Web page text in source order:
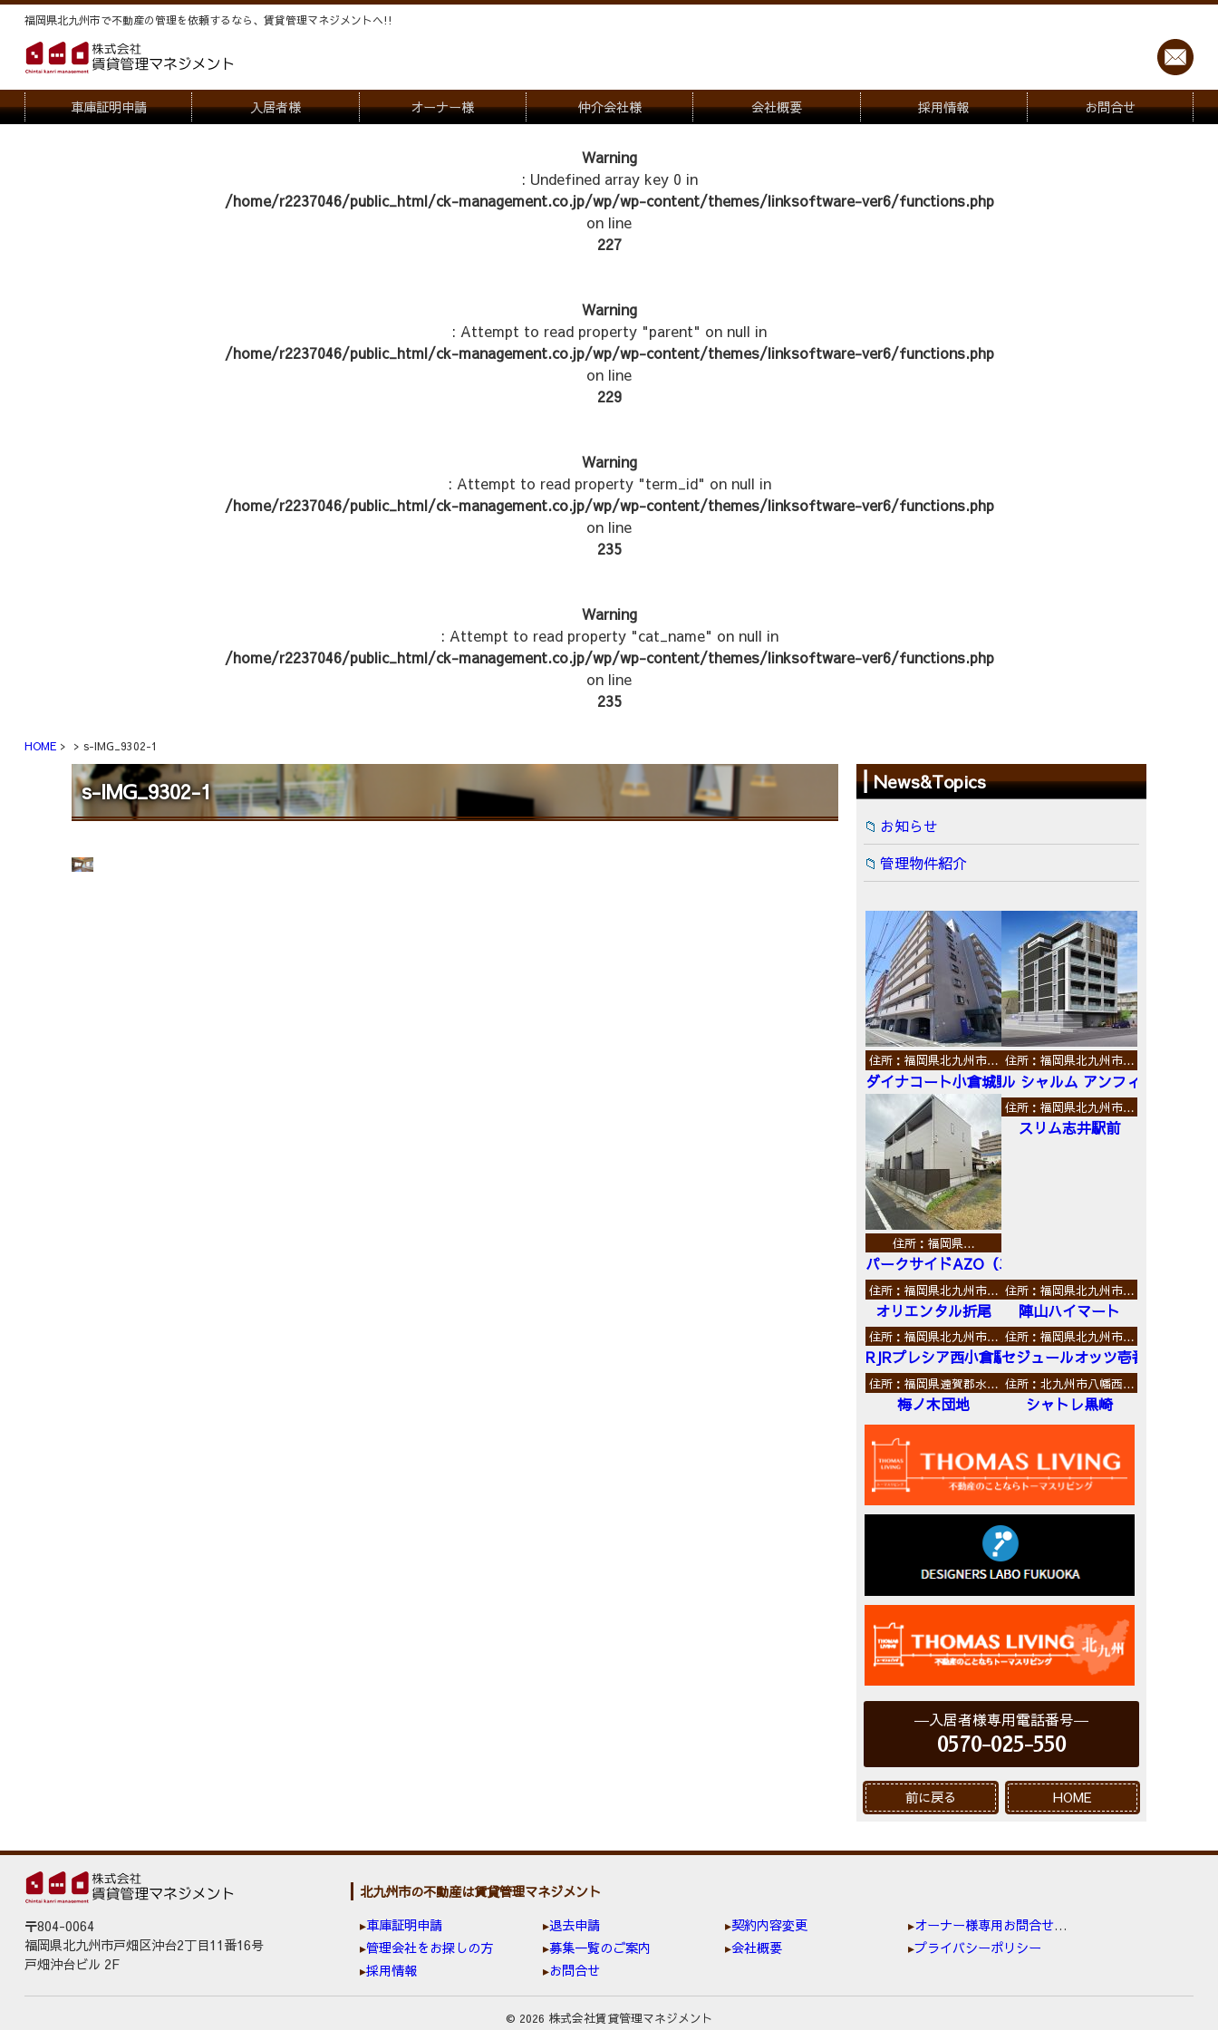
福岡県北九州市で不動産の管理を依頼するなら、賃貸管理マネジメントヘ!!
車庫証明申請 入居者様 オーナー様 仲介会社様
物件写真
管理物件紹介
会社概要 採用情報 お問合せ
Warning
: Undefined array key 0 in
/home/r2237046/public_html/ck-management.co.jp/wp/wp-content/themes/linksoftware-ver6/functions.php
on line
227
Warning
: Attempt to read property "parent" on null in
/home/r2237046/public_html/ck-management.co.jp/wp/wp-content/themes/linksoftware-ver6/functions.php
on line
229
Warning
: Attempt to read property "term_id" on null in
/home/r2237046/public_html/ck-management.co.jp/wp/wp-content/themes/linksoftware-ver6/functions.php
on line
235
Warning
: Attempt to read property "cat_name" on null in
/home/r2237046/public_html/ck-management.co.jp/wp/wp-content/themes/linksoftware-ver6/functions.php
on line
235
HOME s-IMG_9302-1
s-IMG_9302-1 News&Topics
お知らせ
管理物件紹介
住所：福岡県北九州市…
ダイナコート小倉城野
住所：福岡県北九州市…
ル シャルム アンフィニ
住所：福岡県…
パークサイドAZO（エーゼットオー）
住所：福岡県北九州市…
スリム志井駅前
住所：福岡県北九州市…
オリエンタル折尾
住所：福岡県北九州市…
陣山ハイマート
住所：福岡県北九州市…
RJRプレシア西小倉駅前
住所：福岡県北九州市…
セジュールオッツ壱番館
住所：福岡県遠賀郡水…
梅ノ木団地
住所：北九州市八幡西…
シャトレ黒崎
入居者様専用電話番号
0570-025-550
前に戻る HOME
〒804-0064
福岡県北九州市戸畑区沖台2丁目11番16号
戸畑沖台ビル 2F
北九州市の不動産は賃貸管理マネジメント
車庫証明申請
退去申請 契約内容変更
オーナー様専用お問合せ窓口
管理会社をお探しの方
募集一覧のご案内 会社概要
プライバシーポリシー
採用情報
お問合せ
© 2026 株式会社賃貸管理マネジメント